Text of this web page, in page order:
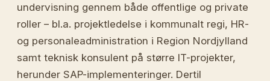
undervisning gennem både offentlige og private
roller – bl.a. projektledelse i kommunalt regi, HR-
og personaleadministration i Region Nordjylland
samt teknisk konsulent på større IT-projekter,
herunder SAP-implementeringer. Dertil